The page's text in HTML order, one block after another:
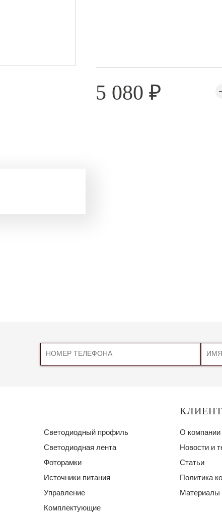
5 080 ₽
Светодиодный профиль
Светодиодная лента
Фоторамки
Источники питания
Управление
Комплектующие
О компании
Новости и
Статьи
Политика
Материалы